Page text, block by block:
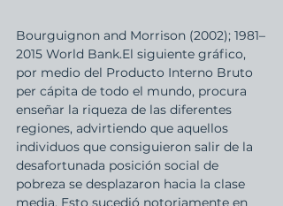
Bourguignon and Morrison (2002); 1981–
2015 World Bank.El siguiente gráfico,
por medio del Producto Interno Bruto
per cápita de todo el mundo, procura
enseñar la riqueza de las diferentes
regiones, advirtiendo que aquellos
individuos que consiguieron salir de la
desafortunada posición social de
pobreza se desplazaron hacia la clase
media. Esto sucedió notoriamente en